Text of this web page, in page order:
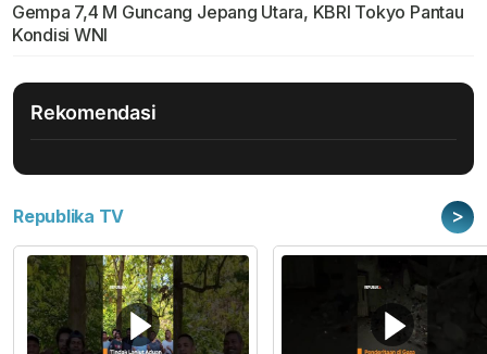
Gempa 7,4 M Guncang Jepang Utara, KBRI Tokyo Pantau
Kondisi WNI
Rekomendasi
Republika TV >